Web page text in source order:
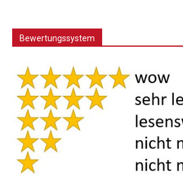
Bewertungssystem